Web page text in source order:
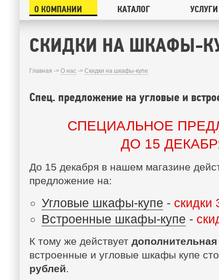
О КОМПАНИИ КАТАЛОГ УСЛУГИ
СКИДКИ НА ШКАФЫ-
Главная -> О нас -> Скидки на шкафы-купе
Спец. предложение на угловые и
СПЕЦИАЛЬНОЕ
ДО 15
До 15 декабря в нашем магазине
предложение на:
Угловые шкафы-купе - скидки
Встроенные шкафы-купе -
К тому же действует дополнительная
встроенные и угловые шкафы купе
рублей.